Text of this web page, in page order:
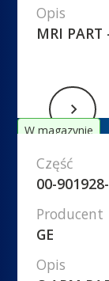
Opis
MRI PART
W magazynie
Część
00-
Producent
GE
Opis